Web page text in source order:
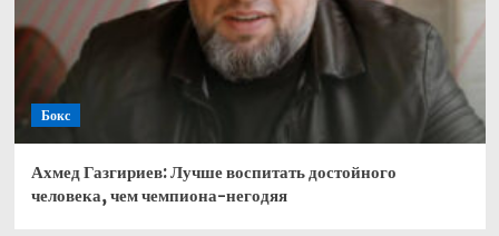
Бокс
Ахмед Газгириев: Лучше воспитать достойного
человека, чем чемпиона-негодяя